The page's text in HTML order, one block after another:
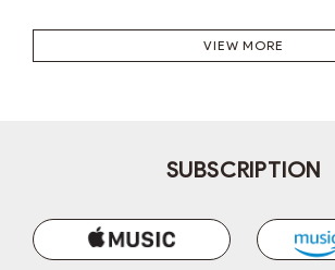
VIEW MORE
SUBSCRIPTION